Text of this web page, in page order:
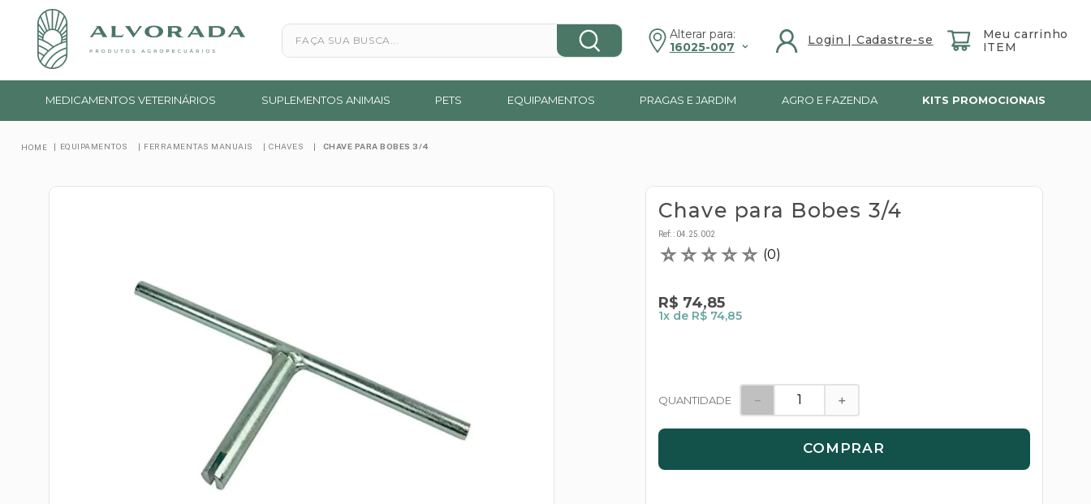
Faça sua busca...
Alterar para:
16025-007
MEDICAMENTOS VETERINÁRIOS SUPLEMENTOS ANIMAIS PETS EQUIPAMENTOS PRAGAS E JARDIM AGRO E FAZENDA KITS PROMOCIONAIS
EQUIPAMENTOS FERRAMENTAS MANUAIS CHAVES CHAVE PARA BOBES 3/4
Chave para Bobes 3/4
Ref: : 04.25.002
☆☆☆☆☆ (0)
R$ 74,85
1x de R$ 74,85
QUANTIDADE ＋
－
COMPRAR